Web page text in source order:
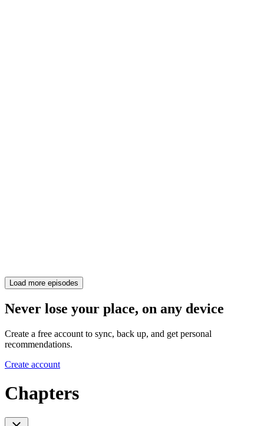
Load more episodes
Never lose your place, on any device
Create a free account to sync, back up, and get personal
recommendations.
Create account
Chapters